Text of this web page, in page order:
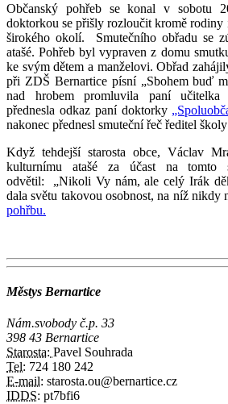
Občanský pohřeb se konal v sobotu
doktorkou se přišly rozloučit kromě
širokého okolí. Smutečního obřadu se
atašé. Pohřeb byl vypraven z domu
ke svým dětem a manželovi. Obřad
při ZDŠ Bernartice písní „Sbohem buď
nad hrobem promluvila paní učitelka
přednesla odkaz paní doktorky
nakonec přednesl smuteční řeč ředitel
Když tehdejší starosta obce, Václav
kulturnímu atašé za účast na tomto
odvětil:
„Nikoli Vy nám, ale celý Irák
dala světu takovou osobnost, na níž nikdy
pohřbu.
Městys Bernartice
Nám.svobody č.p. 33
398 43 Bernartice
Starosta: Pavel Souhrada
Tel: 724 180 242
E-mail: starosta.ou@bernartice.cz
IDDS: pt7bfi6